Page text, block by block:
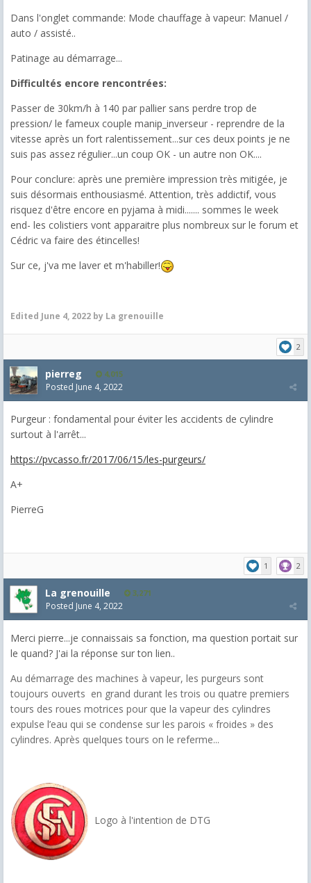
Dans l'onglet commande: Mode chauffage à vapeur: Manuel /
auto / assisté..
Patinage au démarrage...
Difficultés encore rencontrées:
Passer de 30km/h à 140 par pallier sans perdre trop de
pression/ le fameux couple manip_inverseur - reprendre de la
vitesse après un fort ralentissement...sur ces deux points je ne
suis pas assez régulier...un coup OK - un autre non OK....
Pour conclure: après une première impression très mitigée, je
suis désormais enthousiasmé. Attention, très addictif, vous
risquez d'être encore en pyjama à midi....... sommes le week
end- les colistiers vont apparaitre plus nombreux sur le forum et
Cédric va faire des étincelles!
Sur ce, j'va me laver et m'habiller!
Edited June 4, 2022 by La grenouille
2
pierreg 4,015
Posted June 4, 2022
Purgeur : fondamental pour éviter les accidents de cylindre
surtout à l'arrêt...
https://pvcasso.fr/2017/06/15/les-purgeurs/
A+
PierreG
1 2
La grenouille 3,271
Posted June 4, 2022
Merci pierre...je connaissais sa fonction, ma question portait sur
le quand? J'ai la réponse sur ton lien..
Au démarrage des machines à vapeur, les purgeurs sont
toujours ouverts en grand durant les trois ou quatre premiers
tours des roues motrices pour que la vapeur des cylindres
expulse l’eau qui se condense sur les parois « froides » des
cylindres. Après quelques tours on le referme...
Logo à l'intention de DTG